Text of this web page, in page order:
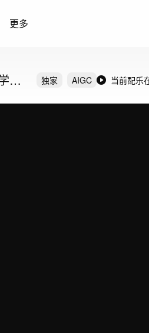
更多
习
独家 AIGC 当前配乐